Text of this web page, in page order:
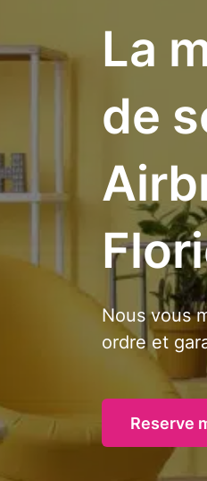
La
de
Nous vous
ordre et
Reserve